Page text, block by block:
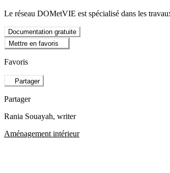
Le réseau DOMetVIE est spécialisé dans les
Documentation gratuite
Mettre en favoris
Favoris
Partager
Partager
Rania Souayah, writer
Aménagement intérieur